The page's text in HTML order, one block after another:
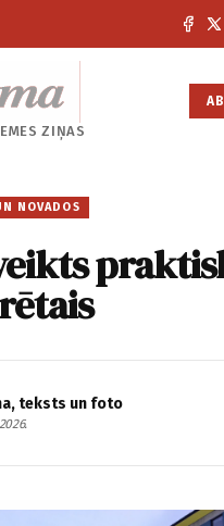
ZIŅAS
NOVADOS
teksts un foto